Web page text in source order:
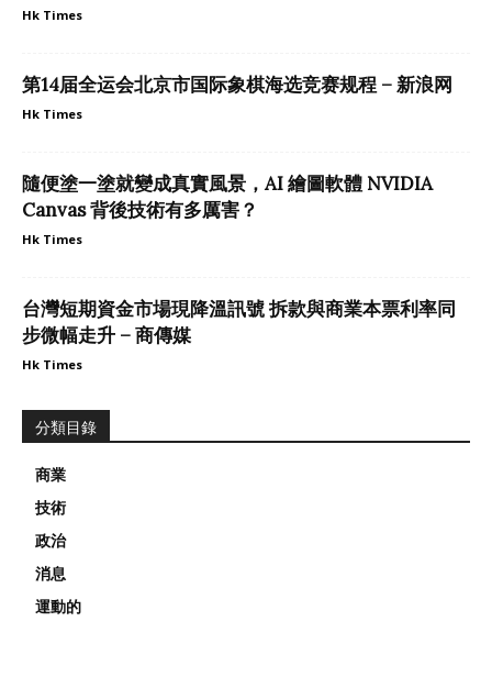
Hk Times
第14届全运会北京市国际象棋海选竞赛规程 – 新浪网
Hk Times
隨便塗一塗就變成真實風景，AI 繪圖軟體 NVIDIA
Canvas 背後技術有多厲害？
Hk Times
台灣短期資金市場現降溫訊號 拆款與商業本票利率同
步微幅走升 – 商傳媒
Hk Times
分類目錄
商業
技術
政治
消息
運動的